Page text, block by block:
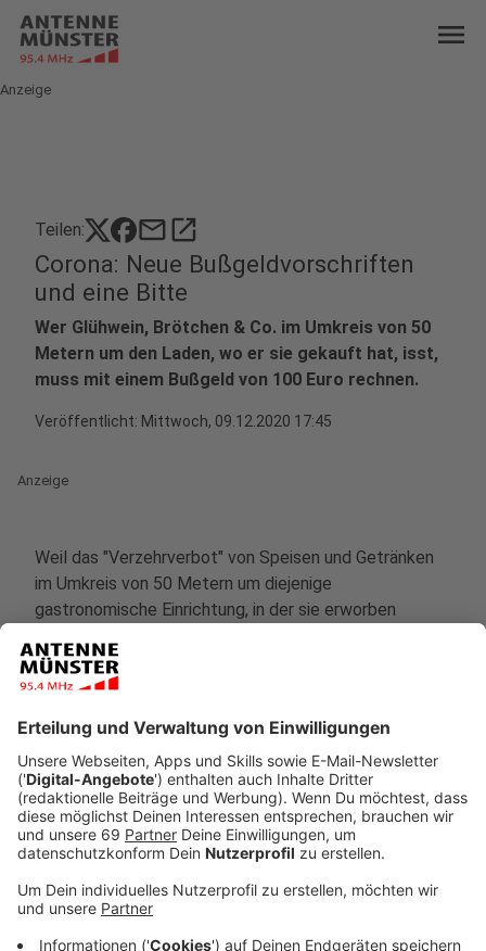
menu
Anzeige
Teilen: mailopen_in_new
Corona: Neue Bußgeldvorschriften
und eine Bitte
Wer Glühwein, Brötchen & Co. im Umkreis von 50
Metern um den Laden, wo er sie gekauft hat, isst,
muss mit einem Bußgeld von 100 Euro rechnen.
Veröffentlicht: Mittwoch, 09.12.2020 17:45
Anzeige
Weil das "Verzehrverbot" von Speisen und Getränken
im Umkreis von 50 Metern um diejenige
gastronomische Einrichtung, in der sie erworben
NRW nun die Bußgeldvorschriften zur Corona-
Schutzverordnung erweitert. Sprich:
von 100 Euro geahndet.
Anzeige
Auch in anderen Bereichen greift das Land NRW nun
härter als bislang durch und gibt somit auch dem
Kommunalen Ordnungsdienst in Münster (KOD) die
Richtung vor. So wird beispielsweise das Bußgeld für